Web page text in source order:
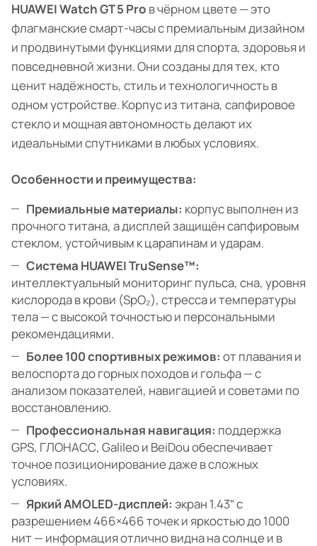
HUAWEI Watch GT 5 Pro в чёрном цвете — это
флагманские смарт-часы с премиальным дизайном
и продвинутыми функциями для спорта, здоровья и
повседневной жизни. Они созданы для тех, кто
ценит надёжность, стиль и технологичность в
одном устройстве. Корпус из титана, сапфировое
стекло и мощная автономность делают их
идеальными спутниками в любых условиях.
Особенности и преимущества:
Премиальные материалы: корпус выполнен из
прочного титана, а дисплей защищён сапфировым
стеклом, устойчивым к царапинам и ударам.
Система HUAWEI TruSense™:
интеллектуальный мониторинг пульса, сна, уровня
кислорода в крови (SpO₂), стресса и температуры
тела — с высокой точностью и персональными
рекомендациями.
Более 100 спортивных режимов: от плавания и
велоспорта до горных походов и гольфа — с
анализом показателей, навигацией и советами по
восстановлению.
Профессиональная навигация: поддержка
GPS, ГЛОНАСС, Galileo и BeiDou обеспечивает
точное позиционирование даже в сложных
условиях.
Яркий AMOLED-дисплей: экран 1.43″ с
разрешением 466×466 точек и яркостью до 1000
нит — информация отлично видна на солнце и в